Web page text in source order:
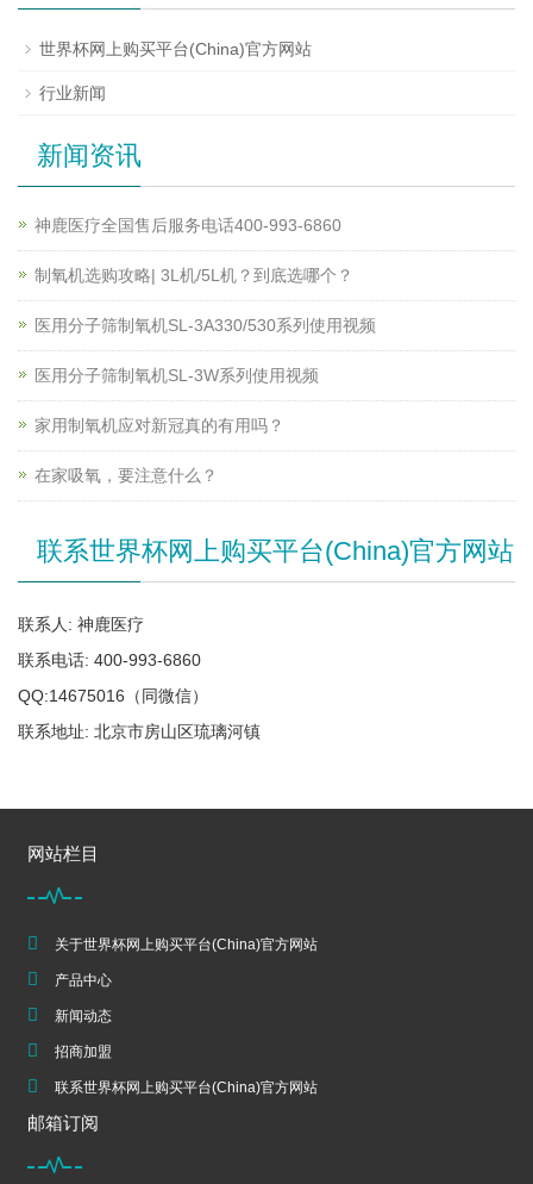
世界杯网上购买平台(China)官方网站
行业新闻
新闻资讯
神鹿医疗全国售后服务电话400-993-6860
制氧机选购攻略| 3L机/5L机？到底选哪个？
医用分子筛制氧机SL-3A330/530系列使用视频
医用分子筛制氧机SL-3W系列使用视频
家用制氧机应对新冠真的有用吗？
在家吸氧，要注意什么？
联系世界杯网上购买平台(China)官方网站
联系人: 神鹿医疗
联系电话: 400-993-6860
QQ:14675016（同微信）
联系地址: 北京市房山区琉璃河镇
网站栏目
关于世界杯网上购买平台(China)官方网站
产品中心
新闻动态
招商加盟
联系世界杯网上购买平台(China)官方网站
邮箱订阅